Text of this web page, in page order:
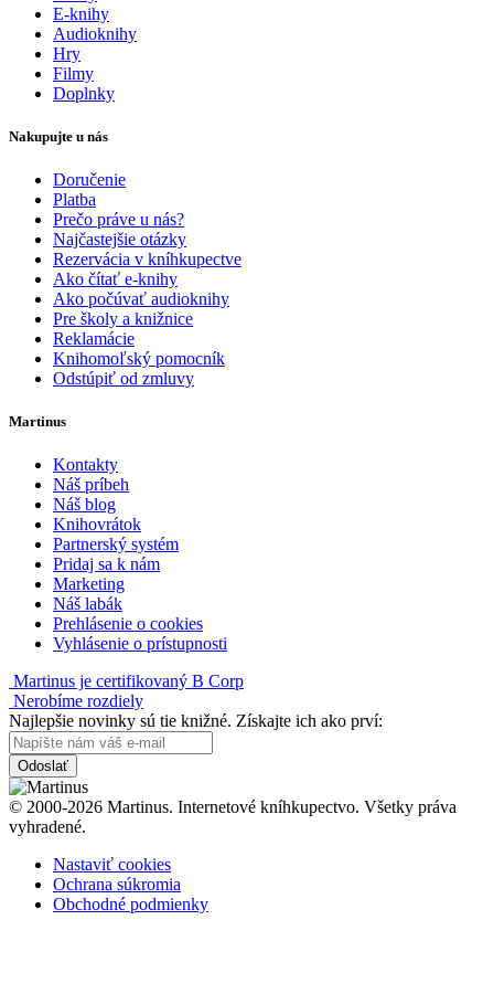
E-knihy
Audioknihy
Hry
Filmy
Doplnky
Nakupujte u nás
Doručenie
Platba
Prečo práve u nás?
Najčastejšie otázky
Rezervácia v kníhkupectve
Ako čítať e-knihy
Ako počúvať audioknihy
Pre školy a knižnice
Reklamácie
Knihomoľský pomocník
Odstúpiť od zmluvy
Martinus
Kontakty
Náš príbeh
Náš blog
Knihovrátok
Partnerský systém
Pridaj sa k nám
Marketing
Náš labák
Prehlásenie o cookies
Vyhlásenie o prístupnosti
Martinus je certifikovaný B Corp
Nerobíme rozdiely
Najlepšie novinky sú tie knižné. Získajte ich ako prví:
Odoslať
© 2000-2026 Martinus. Internetové kníhkupectvo. Všetky práva
vyhradené.
Nastaviť cookies
Ochrana súkromia
Obchodné podmienky